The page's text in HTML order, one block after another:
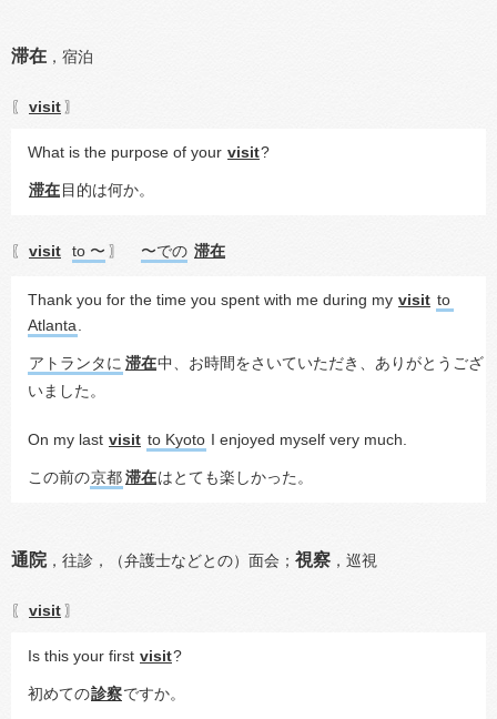
滞在 ， 宿泊
〖 visit 〗
What is the purpose of your visit?
滞在目的は何か。
〖 visit to 〜 〗 〜での 滞在
Thank you for the time you spent with me during my visit to
Atlanta
アトランタに 滞在中、お時間をさいていただき、ありがとうござ
いました。
On my last visit to Kyoto I enjoyed myself very much.
この前の京都滞在はとても楽しかった。
通院， 往診， （弁護士などとの）面会； 視察 ， 巡視
〖 visit 〗
Is this your first visit?
初めての診察ですか。